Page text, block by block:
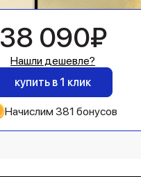
38 090₽
Нашли дешевле?
купить в 1 клик
Начислим 381 бонусов